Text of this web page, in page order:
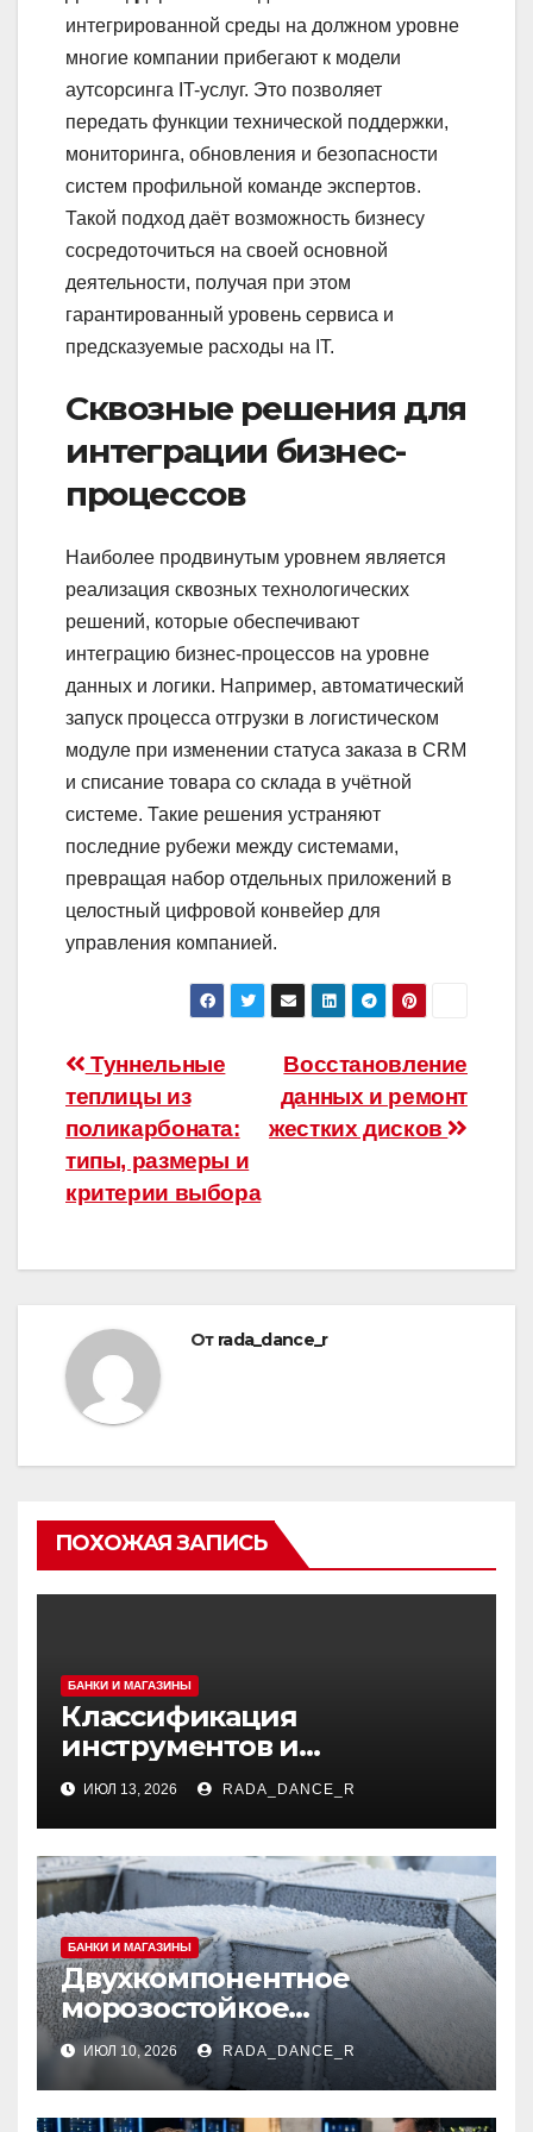
интегрированной среды на должном уровне
многие компании прибегают к модели
аутсорсинга IT-услуг. Это позволяет
передать функции технической поддержки,
мониторинга, обновления и безопасности
систем профильной команде экспертов.
Такой подход даёт возможность бизнесу
сосредоточиться на своей основной
деятельности, получая при этом
гарантированный уровень сервиса и
предсказуемые расходы на IT.
Сквозные решения для
интеграции бизнес-
процессов
Наиболее продвинутым уровнем является
реализация сквозных технологических
решений, которые обеспечивают
интеграцию бизнес-процессов на уровне
данных и логики. Например, автоматический
запуск процесса отгрузки в логистическом
модуле при изменении статуса заказа в CRM
и списание товара со склада в учётной
системе. Такие решения устраняют
последние рубежи между системами,
превращая набор отдельных приложений в
целостный цифровой конвейер для
управления компанией.
Навигация
по
записям
Восстановление
данных и ремонт
жестких дисков
Туннельные
теплицы из
поликарбоната:
типы, размеры и
критерии выбора
От rada_dance_r
ПОХОЖАЯ ЗАПИСЬ
БАНКИ И МАГАЗИНЫ
Классификация
инструментов и
аксессуаров для маникюра
и педикюра
ИЮЛ 13, 2026 RADA_DANCE_R
БАНКИ И МАГАЗИНЫ
Двухкомпонентное
морозостойкое
огнезащитное покрытие
для вентиляционных
систем и
ИЮЛ 10, 2026 RADA_DANCE_R